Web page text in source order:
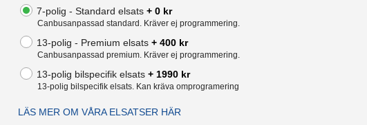
7-polig - Standard elsats + 0 kr
Canbusanpassad standard. Kräver ej programmering.
13-polig - Premium elsats + 400 kr
Canbusanpassad premium. Kräver ej programmering.
13-polig bilspecifik elsats + 1990 kr
13-polig bilspecifik elsats. Kan kräva omprogramering
LÄS MER OM VÅRA ELSATSER HÄR